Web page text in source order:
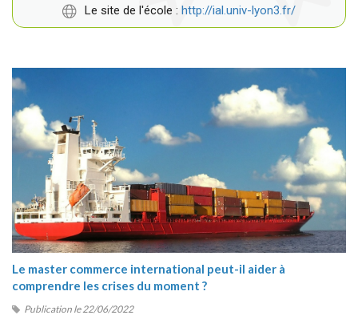
Le site de l'école : http://ial.univ-lyon3.fr/
Le master commerce international peut-il aider à
comprendre les crises du moment ?
Publication le 22/06/2022